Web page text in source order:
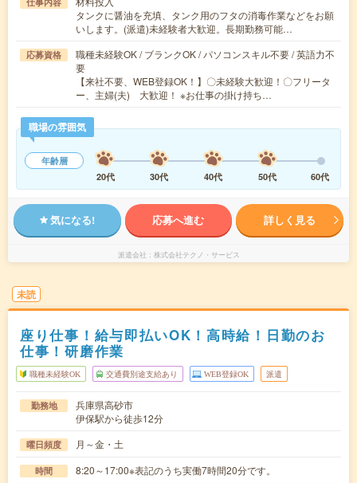
タンクに醤油を充填、タンク用のフタの消毒作業などをお願
いします。(派遣)未経験者大歓迎。長期勤務可能…
応募資格
職種未経験OK / ブランクOK / パソコンスキル不要 / 英語力不
要
【来社不要、WEB登録OK！】〇未経験大歓迎！〇フリータ
ー、主婦(夫) 大歓迎！ ※お仕事の掛け持ち…
職場の雰囲気
年齢層
20代
30代 40代 50代 60代
気になる! 応募へ進む 詳しく見る
派遣会社 株式会社テクノ・サービス
未読
座り仕事！給与即払いOK！高時給！日勤のお
仕事！研磨作業
職種未経験OK 交通費別途支給あり WEB登録OK 派遣
勤務地
兵庫県高砂市
伊保駅から徒歩12分
曜日頻度 月～金・土
時間 8:20～17:00※表記のうち実働7時間20分です。